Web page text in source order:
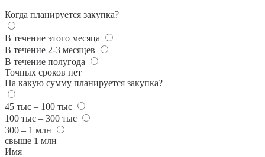
Когда планируется закупка?
В течение этого месяца
В течение 2-3 месяцев
В течение полугода
Точных сроков нет
На какую сумму планируется закупка?
45 тыс – 100 тыс
100 тыс – 300 тыс
300 – 1 млн
свыше 1 млн
Имя